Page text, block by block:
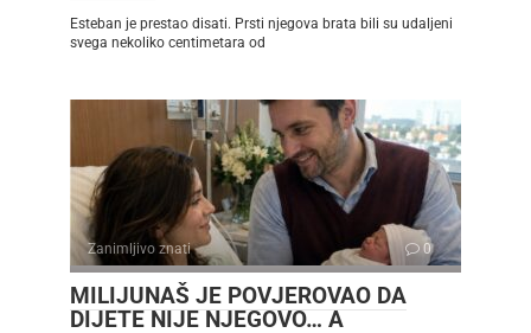
Esteban je prestao disati. Prsti njegova brata bili su udaljeni
svega nekoliko centimetara od
Zanimljivo znati 0
MILIJUNAŠ JE POVJEROVAO DA
DIJETE NIJE NJEGOVO… A